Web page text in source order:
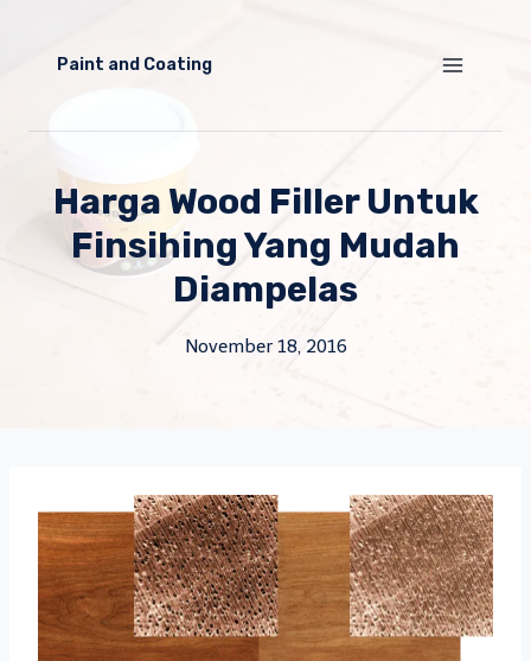
Paint and Coating
Harga Wood Filler Untuk
Finsihing Yang Mudah
Diampelas
November 18, 2016